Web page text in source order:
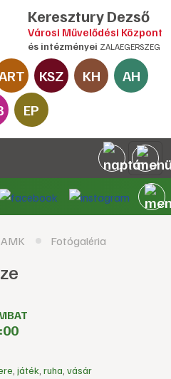
Keresztury Dezső
Városi Művelődési Központ
és intézményei ZALAEGERSZEG
KSZ KH
AH
EP
AMK Fotógaléria
játék ruha vásár